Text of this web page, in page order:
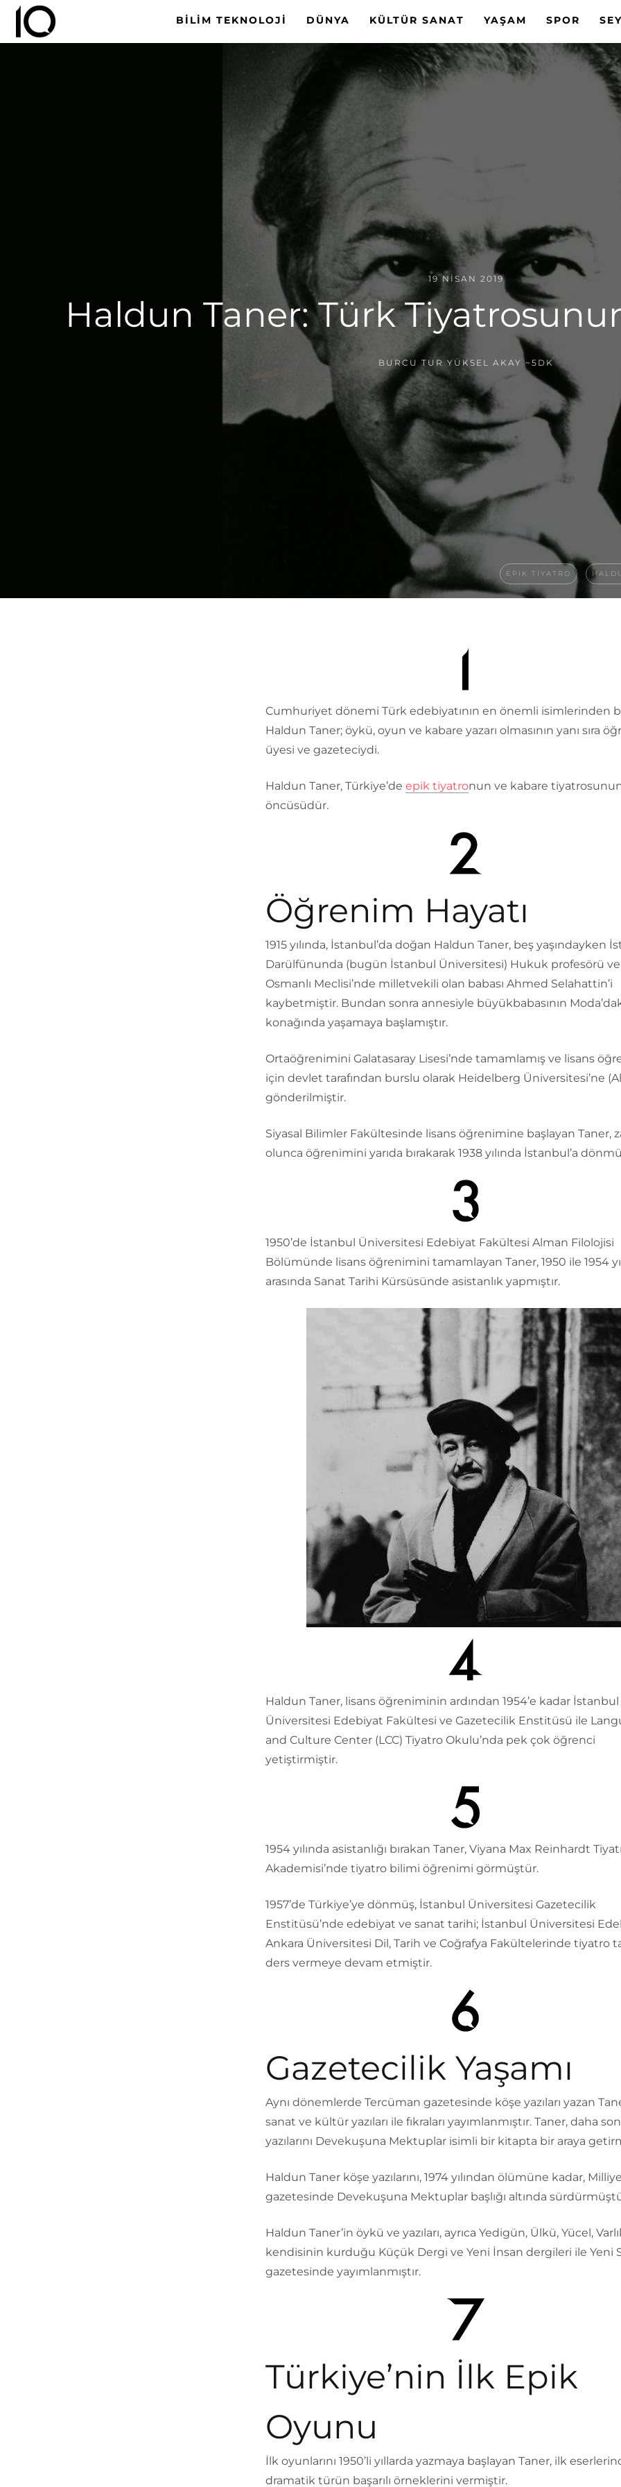
BILIM TEKNOLOJI DÜNYA KÜLTÜR SANAT YAŞAM SPOR
19 NISAN 2019
Haldun Taner: Türk
BURCU TUR YÜKSEL AKAY ~5DK
EPIK TIYATRO
Cumhuriyet dönemi Türk edebiyatının en önemli isimlerinden
Haldun Taner; öykü, oyun ve kabare yazarı olmasının yanı sıra
üyesi ve gazeteciydi.
Haldun Taner, Türkiye’de epik tiyatronun ve kabare
öncüsüdür.
Öğrenim Hayatı
1915 yılında, İstanbul’da doğan Haldun Taner, beş yaşındayken
Darülfünunda (bugün İstanbul Üniversitesi) Hukuk profesörü ve
Osmanlı Meclisi’nde milletvekili olan babası Ahmed Selahattin’i
kaybetmiştir. Bundan sonra annesiyle büyükbabasının
konağında yaşamaya başlamıştır.
Ortaöğrenimini Galatasaray Lisesi’nde tamamlamış ve lisans
için devlet tarafından burslu olarak Heidelberg Üniversitesi’ne
gönderilmiştir.
Siyasal Bilimler Fakültesinde lisans öğrenimine başlayan Taner,
olunca öğrenimini yarıda bırakarak 1938 yılında İstanbul’a
1950’de İstanbul Üniversitesi Edebiyat Fakültesi Alman Filolojisi
Bölümünde lisans öğrenimini tamamlayan Taner, 1950 ile 1954
arasında Sanat Tarihi Kürsüsünde asistanlık yapmıştır.
Haldun Taner, lisans öğreniminin ardından 1954’e kadar İstanbul
Üniversitesi Edebiyat Fakültesi ve Gazetecilik Enstitüsü ile
and Culture Center (LCC) Tiyatro Okulu’nda pek çok öğrenci
yetiştirmiştir.
1954 yılında asistanlığı bırakan Taner, Viyana Max Reinhardt
Akademisi’nde tiyatro bilimi öğrenimi görmüştür.
1957’de Türkiye’ye dönmüş, İstanbul Üniversitesi Gazetecilik
Enstitüsü’nde edebiyat ve sanat tarihi; İstanbul Üniversitesi
Ankara Üniversitesi Dil, Tarih ve Coğrafya Fakültelerinde tiyatro
ders vermeye devam etmiştir.
Gazetecilik Yaşamı
Aynı dönemlerde Tercüman gazetesinde köşe yazıları yazan
sanat ve kültür yazıları ile fıkraları yayımlanmıştır. Taner, daha
yazılarını Devekuşuna Mektuplar isimli bir kitapta bir araya
Haldun Taner köşe yazılarını, 1974 yılından ölümüne kadar,
gazetesinde Devekuşuna Mektuplar başlığı altında
Haldun Taner’in öykü ve yazıları, ayrıca Yedigün, Ülkü, Yücel,
kendisinin kurduğu Küçük Dergi ve Yeni İnsan dergileri ile Yeni
gazetesinde yayımlanmıştır.
Türkiye’nin İlk Epik
Oyunu
İlk oyunlarını 1950’li yıllarda yazmaya başlayan Taner, ilk
dramatik türün başarılı örneklerini vermiştir.